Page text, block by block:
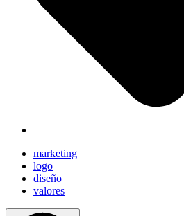
marketing
logo
diseño
valores